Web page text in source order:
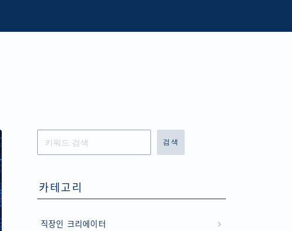
검색
카테고리
직장인 크리에이터